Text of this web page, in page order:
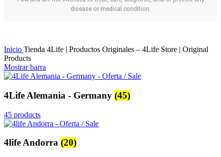
disease or medical condition.
Inicio Tienda 4Life | Productos Originales – 4Life Store | Original
Products
Mostrar barra
4Life Alemania - Germany (45)
45 products
4life Andorra (20)